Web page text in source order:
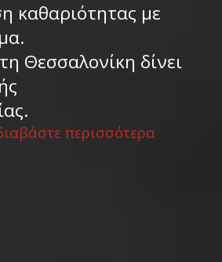
καθαριότητας με
Θεσσαλονίκη δίνει
.
περισσότερα